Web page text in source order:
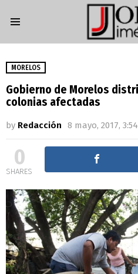
MORELOS
Gobierno de Morelos
colonias afectadas
by Redacción 8 mayo, 2017,
0
SHARES